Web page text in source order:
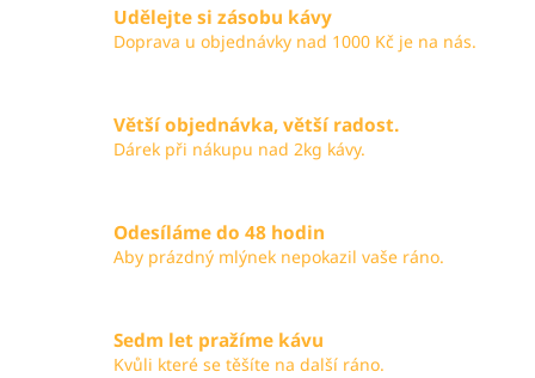
Udělejte si zásobu kávy
Doprava u objednávky nad 1000 Kč je na nás.
Větší objednávka, větší radost.
Dárek při nákupu nad 2kg kávy.
Odesíláme do 48 hodin
Aby prázdný mlýnek nepokazil vaše ráno.
Sedm let pražíme kávu
Kvůli které se těšíte na další ráno.